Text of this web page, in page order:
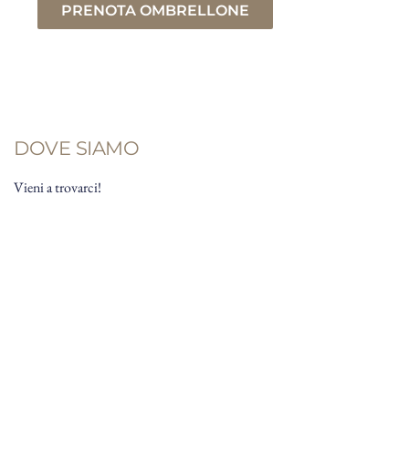
PRENOTA OMBRELLONE
DOVE SIAMO
Vieni a trovarci!